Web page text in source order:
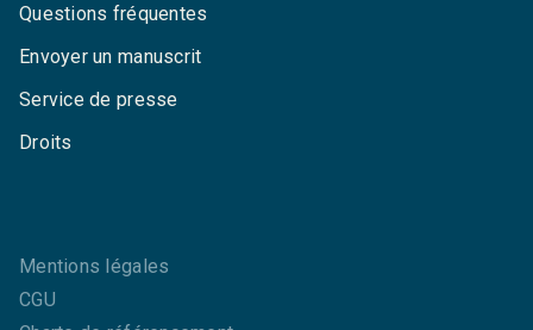
Questions fréquentes
Envoyer un manuscrit
Service de presse
Droits
Mentions légales
CGU